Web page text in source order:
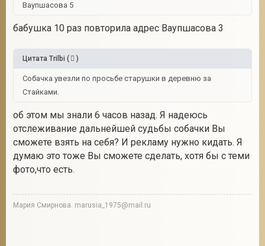
Ваупшасова 5
бабушка 10 раз повторила адрес Ваупшасова 3
Цитата Trilbi ( )
Собачка увезли по просьбе старушки в деревню за
Стайками.
об этом мы знали 6 часов назад. Я надеюсь
отслеживание дальнейшей судьбы собачки Вы
сможете взять на себя? И рекламу нужно кидать. Я
думаю это тоже Вы сможете сделать, хотя бы с теми
фото,что есть.
Мария Смирнова. marusia_1975@mail.ru